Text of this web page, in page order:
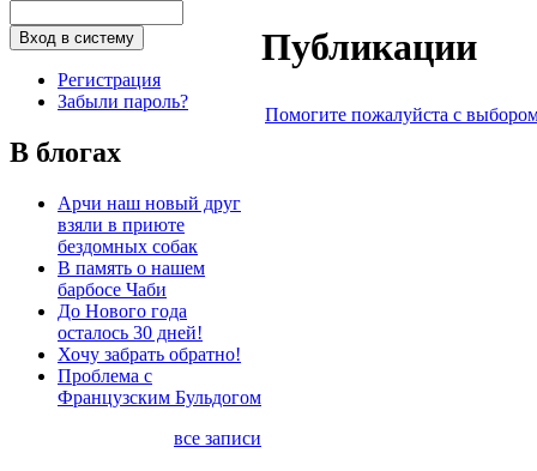
Регистрация
Забыли пароль?
В блогах
Арчи наш новый друг
взяли в приюте
бездомных собак
В память о нашем
барбосе Чаби
До Нового года
осталось 30 дней!
Хочу забрать обратно!
Проблема с
Французским Бульдогом
все записи
Публикации
Помогите пожалуйста с